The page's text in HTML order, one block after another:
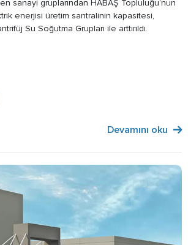
sanayi gruplarından HABAŞ Topluluğu’nun
enerjisi üretim santralinin kapasitesi,
Su Soğutma Grupları ile arttırıldı.
Devamını oku